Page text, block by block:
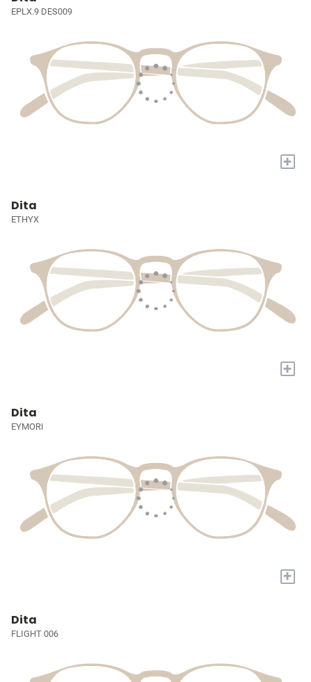
EPLX.9 DES009
+
Dita
ETHYX
+
Dita
EYMORI
+
Dita
FLIGHT 006